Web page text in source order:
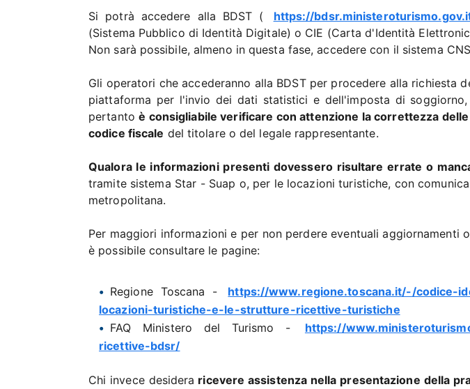
Si potrà accedere alla BDST ( https://
(Sistema Pubblico di Identità Digitale) o CIE (Carta d'Identità
Non sarà possibile, almeno in questa fase, accedere con il sistema
Gli operatori che accederanno alla BDST per procedere alla richiesta
piattaforma per l'invio dei dati statistici e dell'imposta di
pertantoè consigliabile verificare con attenzione la correttezza
codice fiscale del titolare o del legale rappresentante.
Qualora le informazioni presenti dovessero risultare errate o
tramite sistema Star - Suap o, per le locazioni turistiche, con
metropolitana.
Per maggiori informazioni e per non perdere eventuali aggiornamenti
è possibile consultare le pagine:
Regione Toscana -
https://www.regione.toscana.it/-/codice-
locazioni-turistiche-e-le-strutture-ricettive-turistiche
FAQ Ministero del Turismo -
https://
ricettive-bdsr/
Chi invece desidera ricevere assistenza nella presentazione della